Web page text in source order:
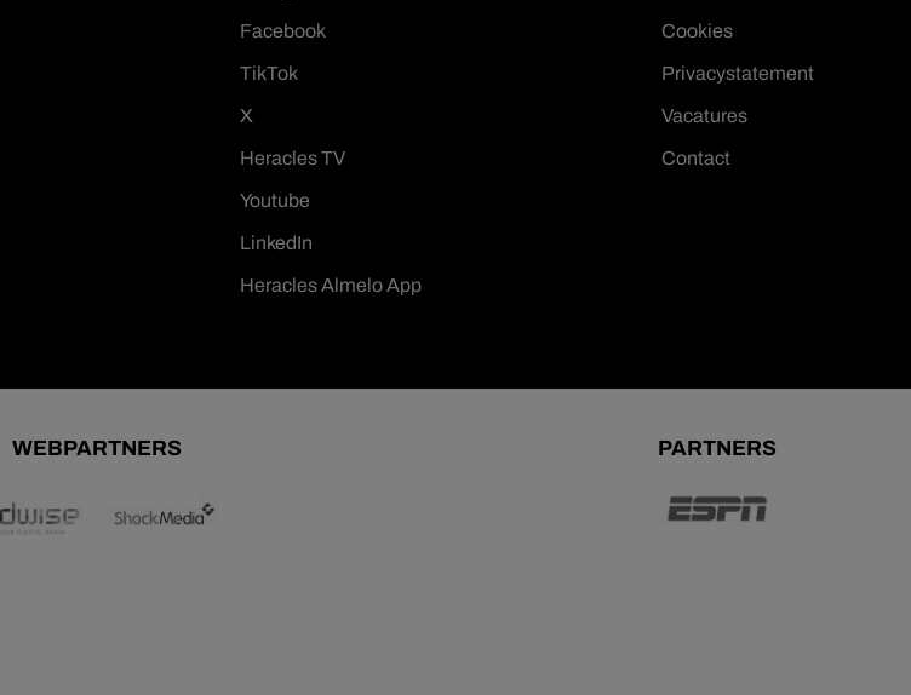
Facebook
TikTok
X
Heracles TV
Youtube
LinkedIn
Heracles Almelo App
Cookies
Privacystatement
Vacatures
Contact
WEBPARTNERS PARTNERS